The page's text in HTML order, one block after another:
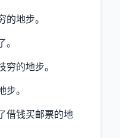
的地步。
。
穷的地步。
步。
借钱买邮票的地